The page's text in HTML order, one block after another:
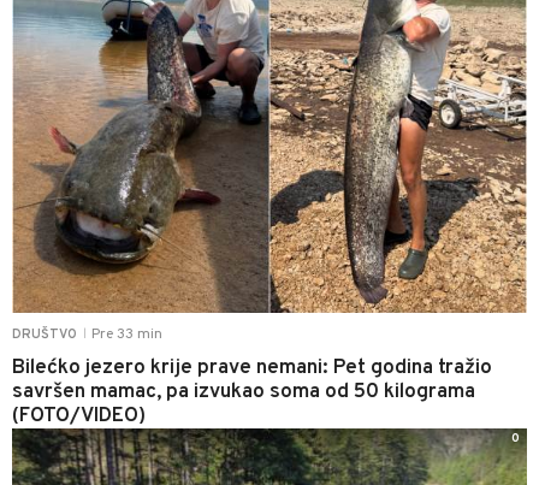
DRUŠTVO Pre 33 min
Bilećko jezero krije prave nemani: Pet godina tražio
savršen mamac, pa izvukao soma od 50 kilograma
(FOTO/VIDEO)
0